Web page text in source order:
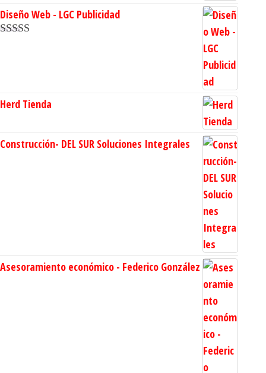
Diseño Web - LGC Publicidad
Herd Tienda
Construcción- DEL SUR Soluciones Integrales
Asesoramiento económico - Federico González